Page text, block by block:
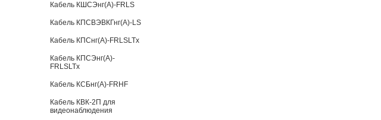
Кабель КШСЭнг(А)-FRLS
Кабель КПСВЭВКГнг(А)-LS
Кабель КПСнг(А)-FRLSLTx
Кабель КПСЭнг(А)-
FRLSLTx
Кабель КСБнг(А)-FRHF
Кабель КВК-2П для
видеонаблюдения